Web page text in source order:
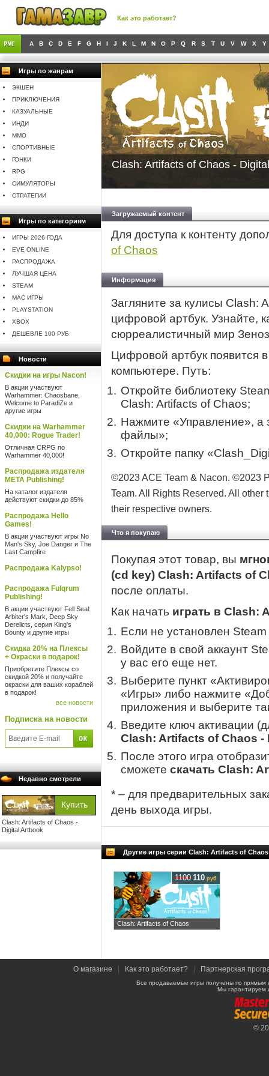
Как это работает?
A B C D E F G H I J K L M N O P Q R S T U V W X Y
Игры по жанрам
ЭКШЕН
ПРИКЛЮЧЕНИЯ
КАЗУАЛЬНЫЕ
ИНДИ
MMO
СПОРТИВНЫЕ
ГОНКИ
RPG
СИМУЛЯТОРЫ
СТРАТЕГИИ
Игры по категориям
ИГРЫ 2026 ГОДА
EVE ONLINE
РАСПРОДАЖА
ЛУЧШАЯ ЦЕНА
STEAM
MAC ИГРЫ
PLAYSTATION
XBOX
ДЕШЕВЛЕ 100 РУБ
Новости
Скидки на игры Nacon!
В акции участвуют
Warhammer: Chaosbane,
Welcome to ParadiZe и
другие игры
Скидки на Warhammer
40,000: Rogue Trader!
Отличная CRPG по
Warhammer 40,000!
Распродажа издателя
META Publishing!
На каталог издателя
действуют скидки до 85%
Распродажа Hello
Games!
В акции участвуют игры No
Man's Sky, Joe Danger и The
Last Campfire
Распродажа Kalypso!
Распродажа Fulqrum
Publishing!
В акции участвуют Fell Seal:
Arbiter's Mark, Deep Sky
Derelicts, серия King's
Bounty и другие игры
Скидка 20% на Плексы
+ Окраски в подарок!
Приобретите Плексы со
скидкой 20% и получайте
окраски для ваших кораблей
в подарок!
все новости
Подписка на новости
Недавно смотрели
Clash: Artifacts of Chaos -
Digital Artbook
Clash: Artifacts of Chaos -
Загружаемый контент
Для доступа к контенту
of Chaos
Информация
Загляните за кулисы Clash:
цифровой артбук. Узнайте,
сюрреалистичный мир
Цифровой артбук появится
компьютере. Путь:
Откройте библиотеку
Clash: Artifacts of Chaos;
Нажмите «‎Управление», а
файлы»;‎‎
Откройте папку
©2023 ACE Team & Nacon. ©2023
Team. All Rights Reserved. All other
their respective owners.
Что я покупаю
Покупая этот товар, вы
(cd key) Clash: Artifacts of
после оплаты.
Как начать играть в Clash:
Если не установлен
Войдите в свой аккаунт
у вас его еще нет.
Выберите пункт
«Игры» либо нажмите
приложения и выберите
Введите ключ активации
Clash: Artifacts of Chaos -
После этого игра
сможете скачать Clash:
* – для предварительных
день выхода игры.
Другие игры серии Clash: Artifacts of Chaos
Clash: Artifacts of Chaos
1100 110 руб
О магазине Как это работает? Партнерская
Все продаваемые игры получены по
Мы гарантируем
©